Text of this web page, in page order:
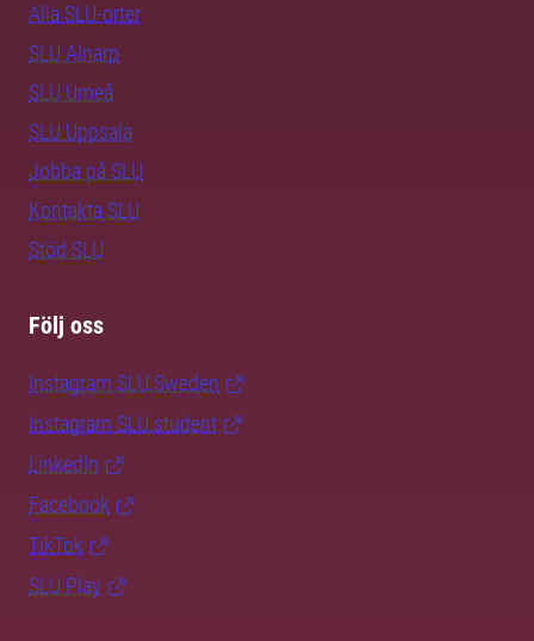
Alla SLU-orter
SLU Alnarp
SLU Umeå
SLU Uppsala
Jobba på SLU
Kontakta SLU
Stöd SLU
Följ oss
Instagram SLU.Sweden
Instagram SLU.student
LinkedIn
Facebook
TikTok
SLU Play